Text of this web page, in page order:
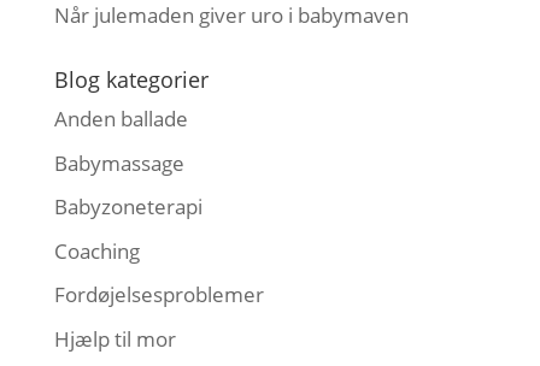
Når julemaden giver uro i babymaven
Blog kategorier
Anden ballade
Babymassage
Babyzoneterapi
Coaching
Fordøjelsesproblemer
Hjælp til mor